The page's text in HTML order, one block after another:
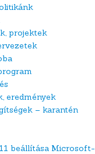
projektek
eredmények
– karantén
beállítása Microsoft-